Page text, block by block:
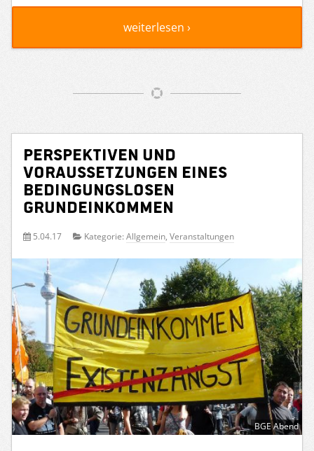
weiterlesen ›
Perspektiven und
Voraussetzungen eines
Bedingungslosen
Grundeinkommen
5.04.17 Kategorie: Allgemein, Veranstaltungen
BGE Abend